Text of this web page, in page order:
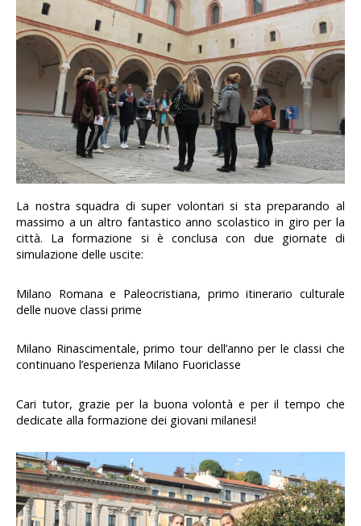
La nostra squadra di super volontari si sta preparando al
massimo a un altro fantastico anno scolastico in giro per la
città. La formazione si è conclusa con due giornate di
simulazione delle uscite:
Milano Romana e Paleocristiana, primo itinerario culturale
delle nuove classi prime
Milano Rinascimentale, primo tour dell’anno per le classi che
continuano l’esperienza Milano Fuoriclasse
Cari tutor, grazie per la buona volontà e per il tempo che
dedicate alla formazione dei giovani milanesi!